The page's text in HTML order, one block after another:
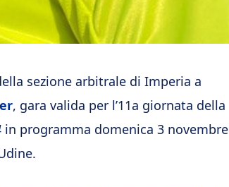
sezione arbitrale di Imperia a
, gara valida per l’11a giornata della
in programma domenica 3 novembre